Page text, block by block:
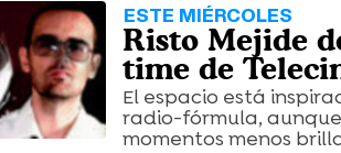
ESTE MIÉRCOLES
Risto Mejide
time de
El espacio está
radio-fórmula,
momentos menos